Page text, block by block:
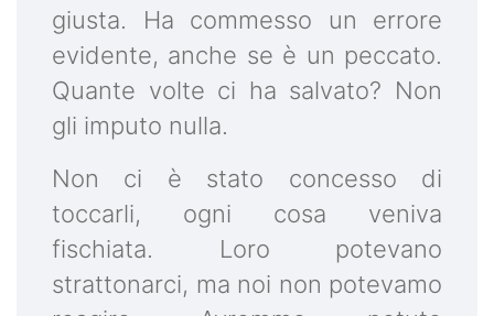
giusta. Ha commesso un errore
evidente, anche se è un peccato.
Quante volte ci ha salvato? Non
gli imputo nulla.
Non ci è stato concesso di
toccarli, ogni cosa veniva
fischiata. Loro potevano
strattonarci, ma noi non potevamo